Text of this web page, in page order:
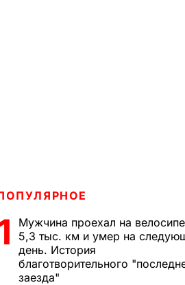
Мужчина проехал на
5,3 тыс. км и умер на
день. История
благотворительного
заезда"